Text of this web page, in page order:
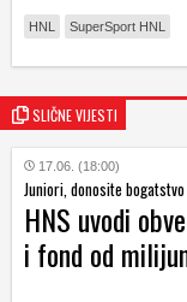
HNL SuperSport HNL
SLIČNE VIJESTI
17.06. (18:00)
Juniori, donosite bogatstvo
HNS uvodi
i fond od